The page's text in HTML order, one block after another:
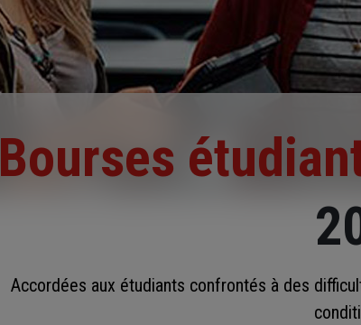
Bourses
Accordées aux étudiants confrontés à des